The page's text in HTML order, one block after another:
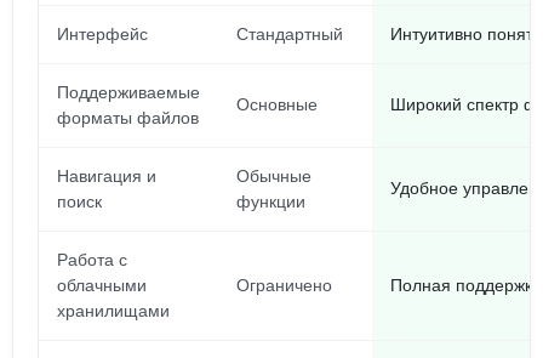
Интерфейс Стандартный Интуитивно
Поддерживаемые
форматы файлов
Основные Широкий спектр
Навигация и
поиск
Обычные
функции
Удобное
Работа с
облачными
хранилищами
Ограничено Полная поддержка